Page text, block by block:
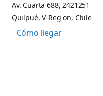
Av. Cuarta 688, 2421251
Quilpué, V-Region, Chile
Cómo llegar